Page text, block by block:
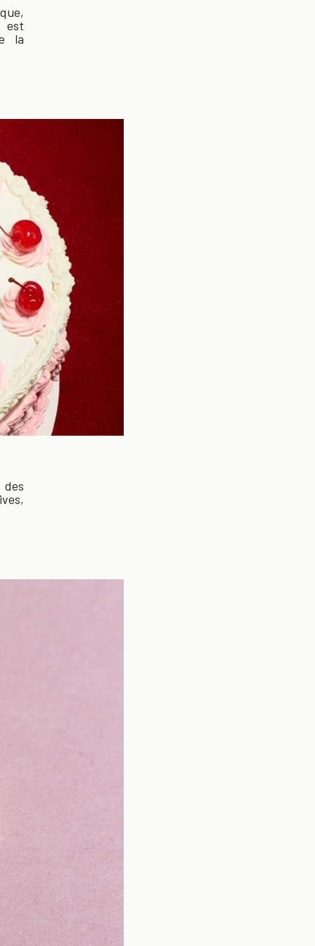
est
la
des